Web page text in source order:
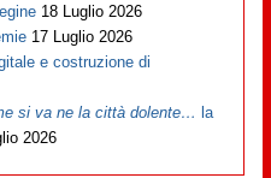
18 Luglio 2026
17 Luglio 2026
e costruzione di
si va ne la città dolente… la
2026